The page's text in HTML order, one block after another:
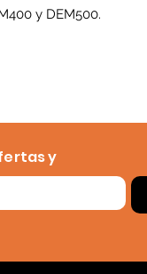
y DEM500.
y